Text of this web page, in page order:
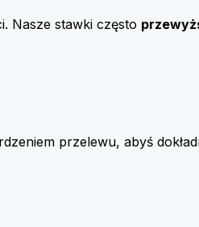
Nasze stawki często
przelewu, abyś